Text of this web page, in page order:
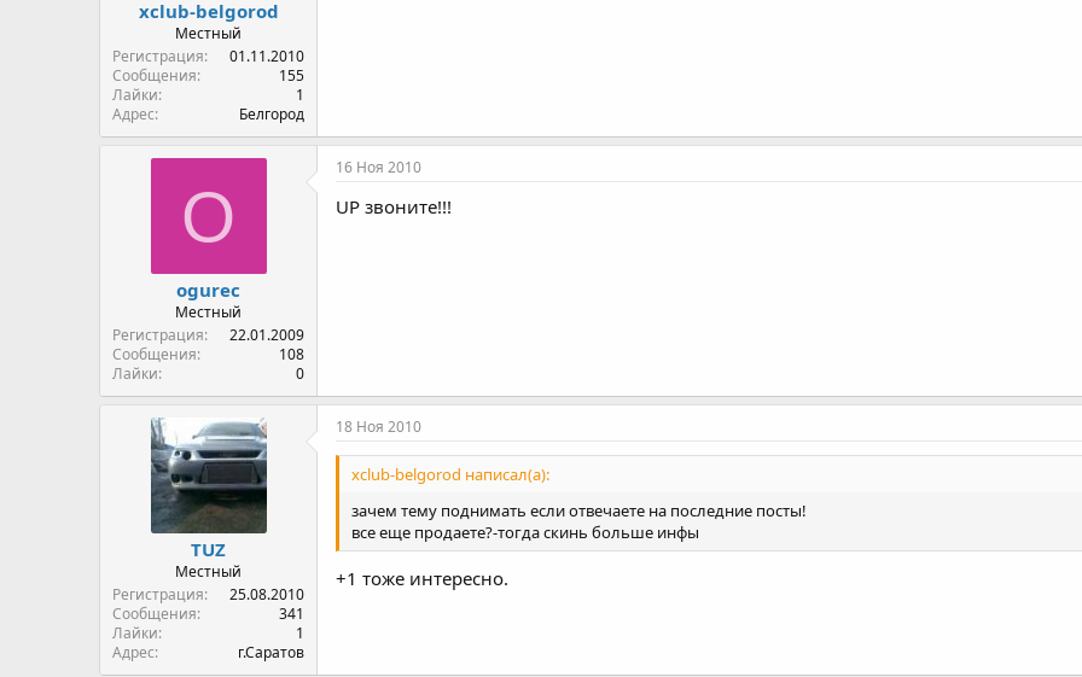
xclub-belgorod
Местный
Регистрация
01.11.2010
Сообщения
155
Лайки
1
Адрес
Белгород
O
ogurec
Местный
Регистрация
22.01.2009
Сообщения
108
Лайки
0
16 Ноя 2010
UP звоните!!!
TUZ
Местный
Регистрация
25.08.2010
Сообщения
341
Лайки
1
Адрес
г.Саратов
18 Ноя 2010
xclub-belgorod написал(а):
зачем тему поднимать если отвечаете на последние посты!
все еще продаете?-тогда скинь больше инфы
+1 тоже интересно.